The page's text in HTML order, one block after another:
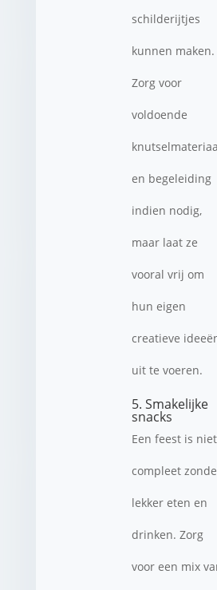
schilderijtjes
kunnen maken.
Zorg voor
voldoende
en begeleiding
indien nodig,
maar laat ze
vooral vrij om
hun eigen
creatieve
uit te voeren.
5. Smakelijke
snacks
Een feest is niet
compleet
lekker eten en
drinken. Zorg
voor een mix